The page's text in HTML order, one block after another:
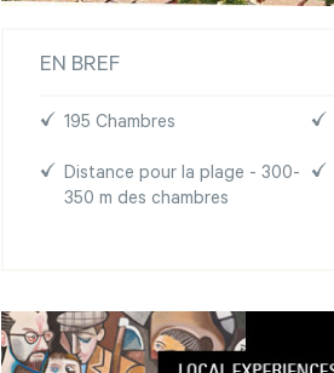
EN BREF
195 Chambres
Distance pour la plage - 300-
350 m des chambres